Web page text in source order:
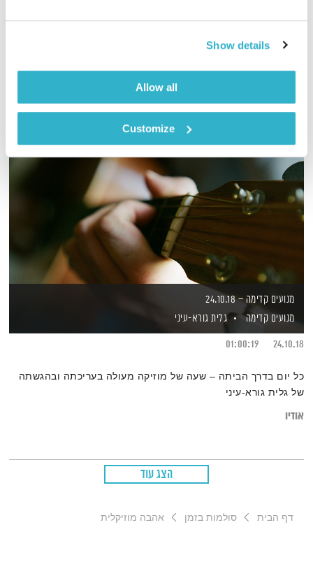
Show details
Allow all
Customize
מנועים קדימה – 24.10.18
מנועים קדימה
גלית גורא-עיני
24.10.18
01:00:19
כל יום בדרך הביתה – שעה של מוזיקה מעולה בעריכתה ובהגשתה
של גלית גורא-עיני
אודיו
הצג עוד
דף הבית סולמות בזמן אהבה מוזיקלית